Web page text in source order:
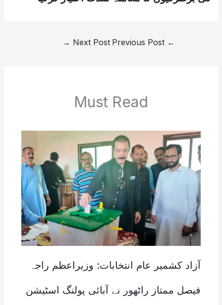
←
Next Post
→
Must Read
آزاد کشمیر عام انتخابات: وزیراعظم راجہ
فیصل ممتاز راٹھور نے آبائی پولنگ اسٹیشن